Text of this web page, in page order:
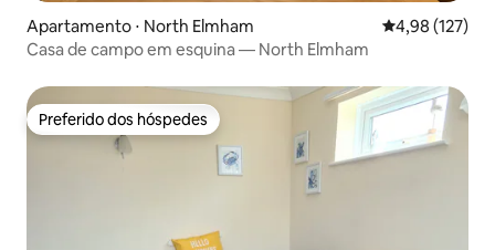
Apartamento ⋅ North Elmham 4,98 de uma
4,98 (127)
Casa de campo em esquina — North Elmham
Preferido dos hóspedes
Preferido dos hóspedes